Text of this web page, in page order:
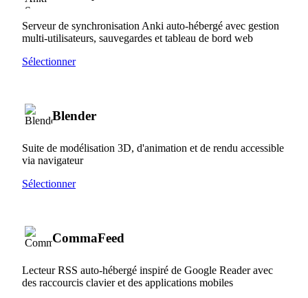
Serveur de synchronisation Anki auto-hébergé avec gestion
multi-utilisateurs, sauvegardes et tableau de bord web
Sélectionner
Blender
Suite de modélisation 3D, d'animation et de rendu accessible
via navigateur
Sélectionner
CommaFeed
Lecteur RSS auto-hébergé inspiré de Google Reader avec
des raccourcis clavier et des applications mobiles